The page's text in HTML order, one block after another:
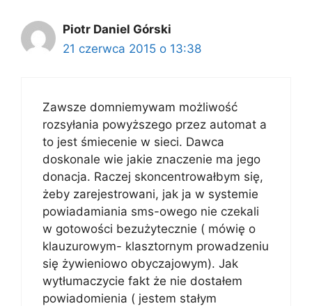
Piotr Daniel Górski
21 czerwca 2015 o 13:38
Zawsze domniemywam możliwość
rozsyłania powyższego przez automat a
to jest śmiecenie w sieci. Dawca
doskonale wie jakie znaczenie ma jego
donacja. Raczej skoncentrowałbym się,
żeby zarejestrowani, jak ja w systemie
powiadamiania sms-owego nie czekali
w gotowości bezużytecznie ( mówię o
klauzurowym- klasztornym prowadzeniu
się żywieniowo obyczajowym). Jak
wytłumaczycie fakt że nie dostałem
powiadomienia ( jestem stałym